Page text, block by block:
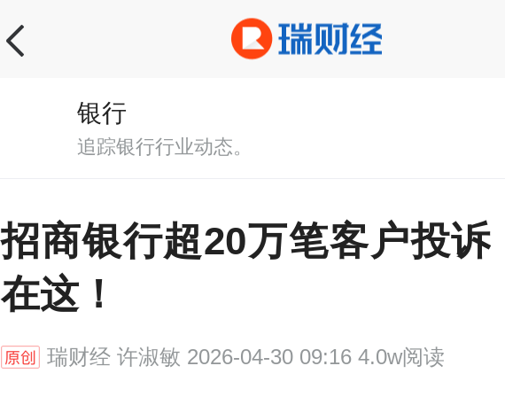
银行
追踪银行行业动态。
招商银行超20万笔客户投诉
在这！
瑞财经 许淑敏 2026-04-30 09:16 4.0w阅读